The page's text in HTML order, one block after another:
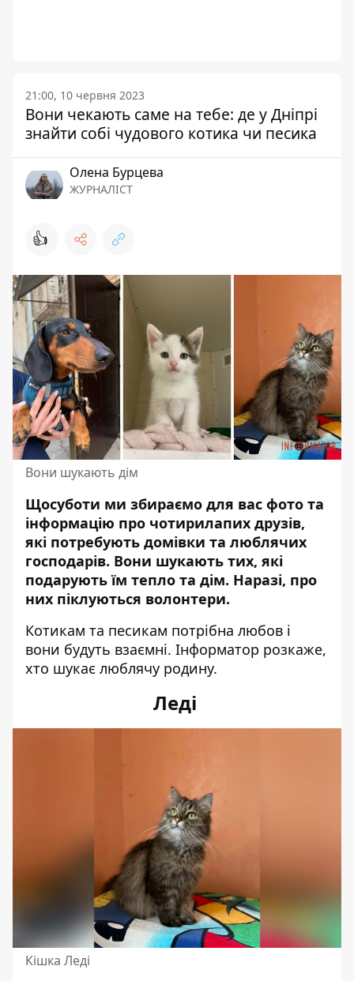
21:00, 10 червня 2023
Вони чекають саме на тебе: де у Дніпрі
знайти собі чудового котика чи песика
Олена Бурцева
ЖУРНАЛІСТ
👍
Вони шукають дім
Щосуботи ми збираємо для вас фото та
інформацію про чотирилапих друзів,
які потребують домівки та люблячих
господарів. Вони шукають тих, які
подарують їм тепло та дім. Наразі, про
них піклуються волонтери.
Котикам та песикам потрібна любов і
вони будуть взаємні. Інформатор розкаже,
хто шукає люблячу родину.
Леді
Кішка Леді